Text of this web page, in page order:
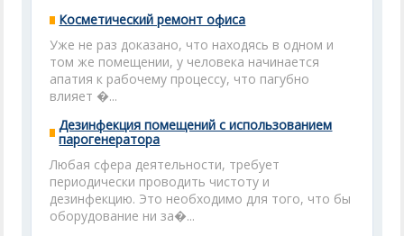
Косметический ремонт офиса
Уже не раз доказано, что находясь в одном и
том же помещении, у человека начинается
апатия к рабочему процессу, что пагубно
влияет �...
Дезинфекция помещений с использованием
парогенератора
Любая сфера деятельности, требует
периодически проводить чистоту и
дезинфекцию. Это необходимо для того, что бы
оборудование ни за�...